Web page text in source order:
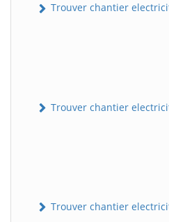
Trouver chantier
Trouver chantier
Trouver chantier